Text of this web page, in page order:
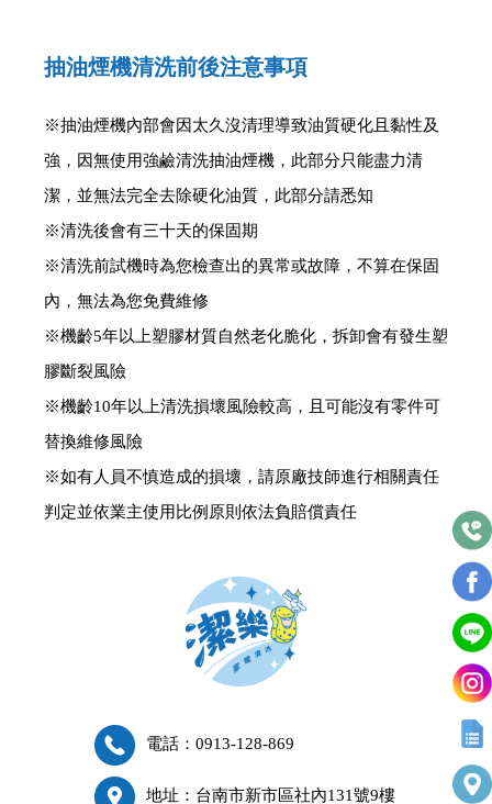
抽油煙機清洗前後注意事項
※抽油煙機內部會因太久沒清理導致油質硬化且黏性及
強，因無使用強鹼清洗抽油煙機，此部分只能盡力清
潔，並無法完全去除硬化油質，此部分請悉知
※清洗後會有三十天的保固期
※清洗前試機時為您檢查出的異常或故障，不算在保固
內，無法為您免費維修
※機齡5年以上塑膠材質自然老化脆化，拆卸會有發生塑
膠斷裂風險
※機齡10年以上清洗損壞風險較高，且可能沒有零件可
替換維修風險
※如有人員不慎造成的損壞，請原廠技師進行相關責任
判定並依業主使用比例原則依法負賠償責任
電話：0913-128-869
地址：台南市新市區社內131號9樓